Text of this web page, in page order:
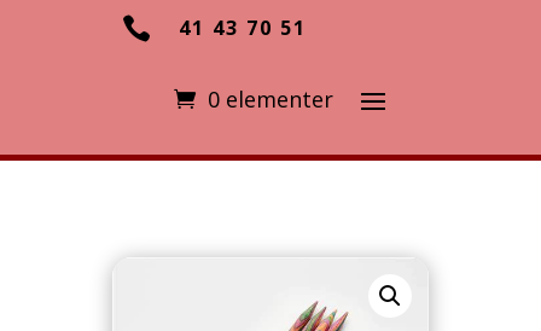
 41 43 70 51
0 elementer